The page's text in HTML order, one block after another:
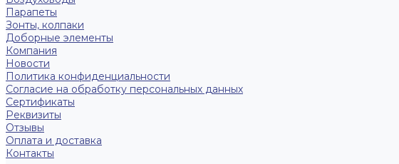
Парапеты
Зонты, колпаки
Доборные элементы
Компания
Новости
Политика конфиденциальности
Согласие на обработку персональных данных
Сертификаты
Реквизиты
Отзывы
Оплата и доставка
Контакты